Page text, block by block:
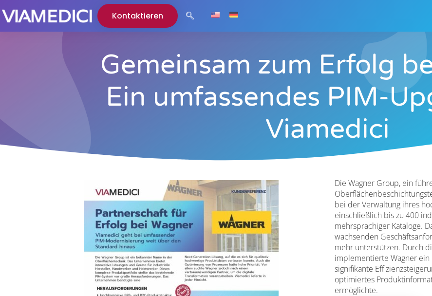
Kontaktieren
Gemeinsam zum Erfolg
Ein umfassendes PIM-
Viamedici
Die Wagner Group, ein
bei der Verwaltung ihres
einschließlich bis zu 400
mehrsprachiger Kataloge.
wachsenden
mehr unterstützen. Durch
implementierte Wagner ein
signifikante
optimiertes
ermöglichte.